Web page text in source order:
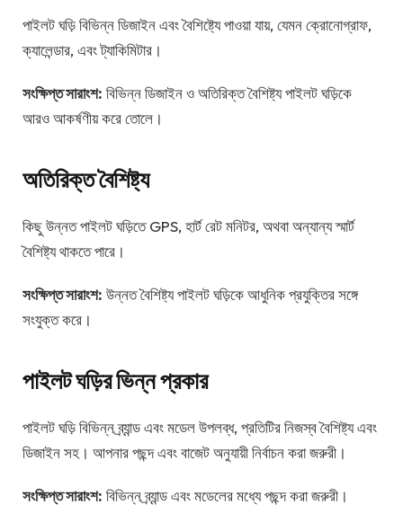
পাইলট ঘড়ি বিভিন্ন ডিজাইন এবং বৈশিষ্ট্যে পাওয়া যায়, যেমন ক্রোনোগ্রাফ,
ক্যালেন্ডার, এবং ট্যাকিমিটার।
সংক্ষিপ্ত সারাংশ: বিভিন্ন ডিজাইন ও অতিরিক্ত বৈশিষ্ট্য পাইলট ঘড়িকে
আরও আকর্ষণীয় করে তোলে।
অতিরিক্ত বৈশিষ্ট্য
কিছু উন্নত পাইলট ঘড়িতে GPS, হার্ট রেট মনিটর, অথবা অন্যান্য স্মার্ট
বৈশিষ্ট্য থাকতে পারে।
সংক্ষিপ্ত সারাংশ: উন্নত বৈশিষ্ট্য পাইলট ঘড়িকে আধুনিক প্রযুক্তির সঙ্গে
সংযুক্ত করে।
পাইলট ঘড়ির ভিন্ন প্রকার
পাইলট ঘড়ি বিভিন্ন ব্র্যান্ড এবং মডেল উপলব্ধ, প্রতিটির নিজস্ব বৈশিষ্ট্য এবং
ডিজাইন সহ। আপনার পছন্দ এবং বাজেট অনুযায়ী নির্বাচন করা জরুরী।
সংক্ষিপ্ত সারাংশ: বিভিন্ন ব্র্যান্ড এবং মডেলের মধ্যে পছন্দ করা জরুরী।